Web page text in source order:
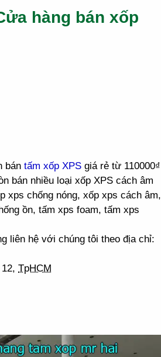
hàng bán xốp
bán tấm xốp XPS giá rẻ từ 110000₫
bán nhiều loại xốp XPS cách âm
xps chống nóng, xốp xps cách âm,
ồn, tấm xps foam, tấm xps
liên hệ với chúng tôi theo địa chỉ:
TpHCM